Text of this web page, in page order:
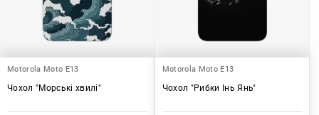
Motorola Moto E13
Чохол "Морські хвилі"
Motorola Moto E13
Чохол "Рибки Інь Янь"